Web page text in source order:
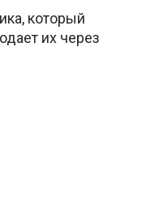
который
их через